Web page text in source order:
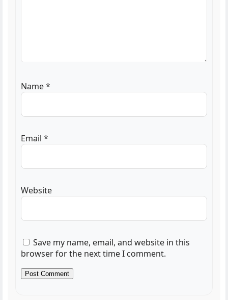
Name*
Email *
Website
Save my name, email, and website in this
browser for the next time I comment.